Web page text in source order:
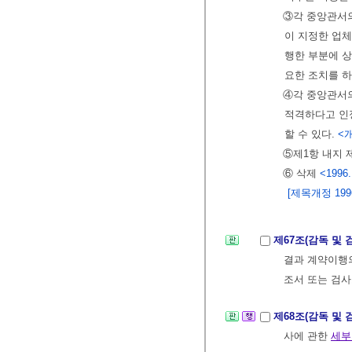
③각 중앙관서
이 지정한 업
행한 부분에
요한 조치를
④각 중앙관서
적격하다고
할 수 있다. <
⑤제1항 내지
⑥ 삭제
[제목개정
제67조(감독 및
결과 계약이
조서 또는 검
제68조(감독 및
사에 관한 세